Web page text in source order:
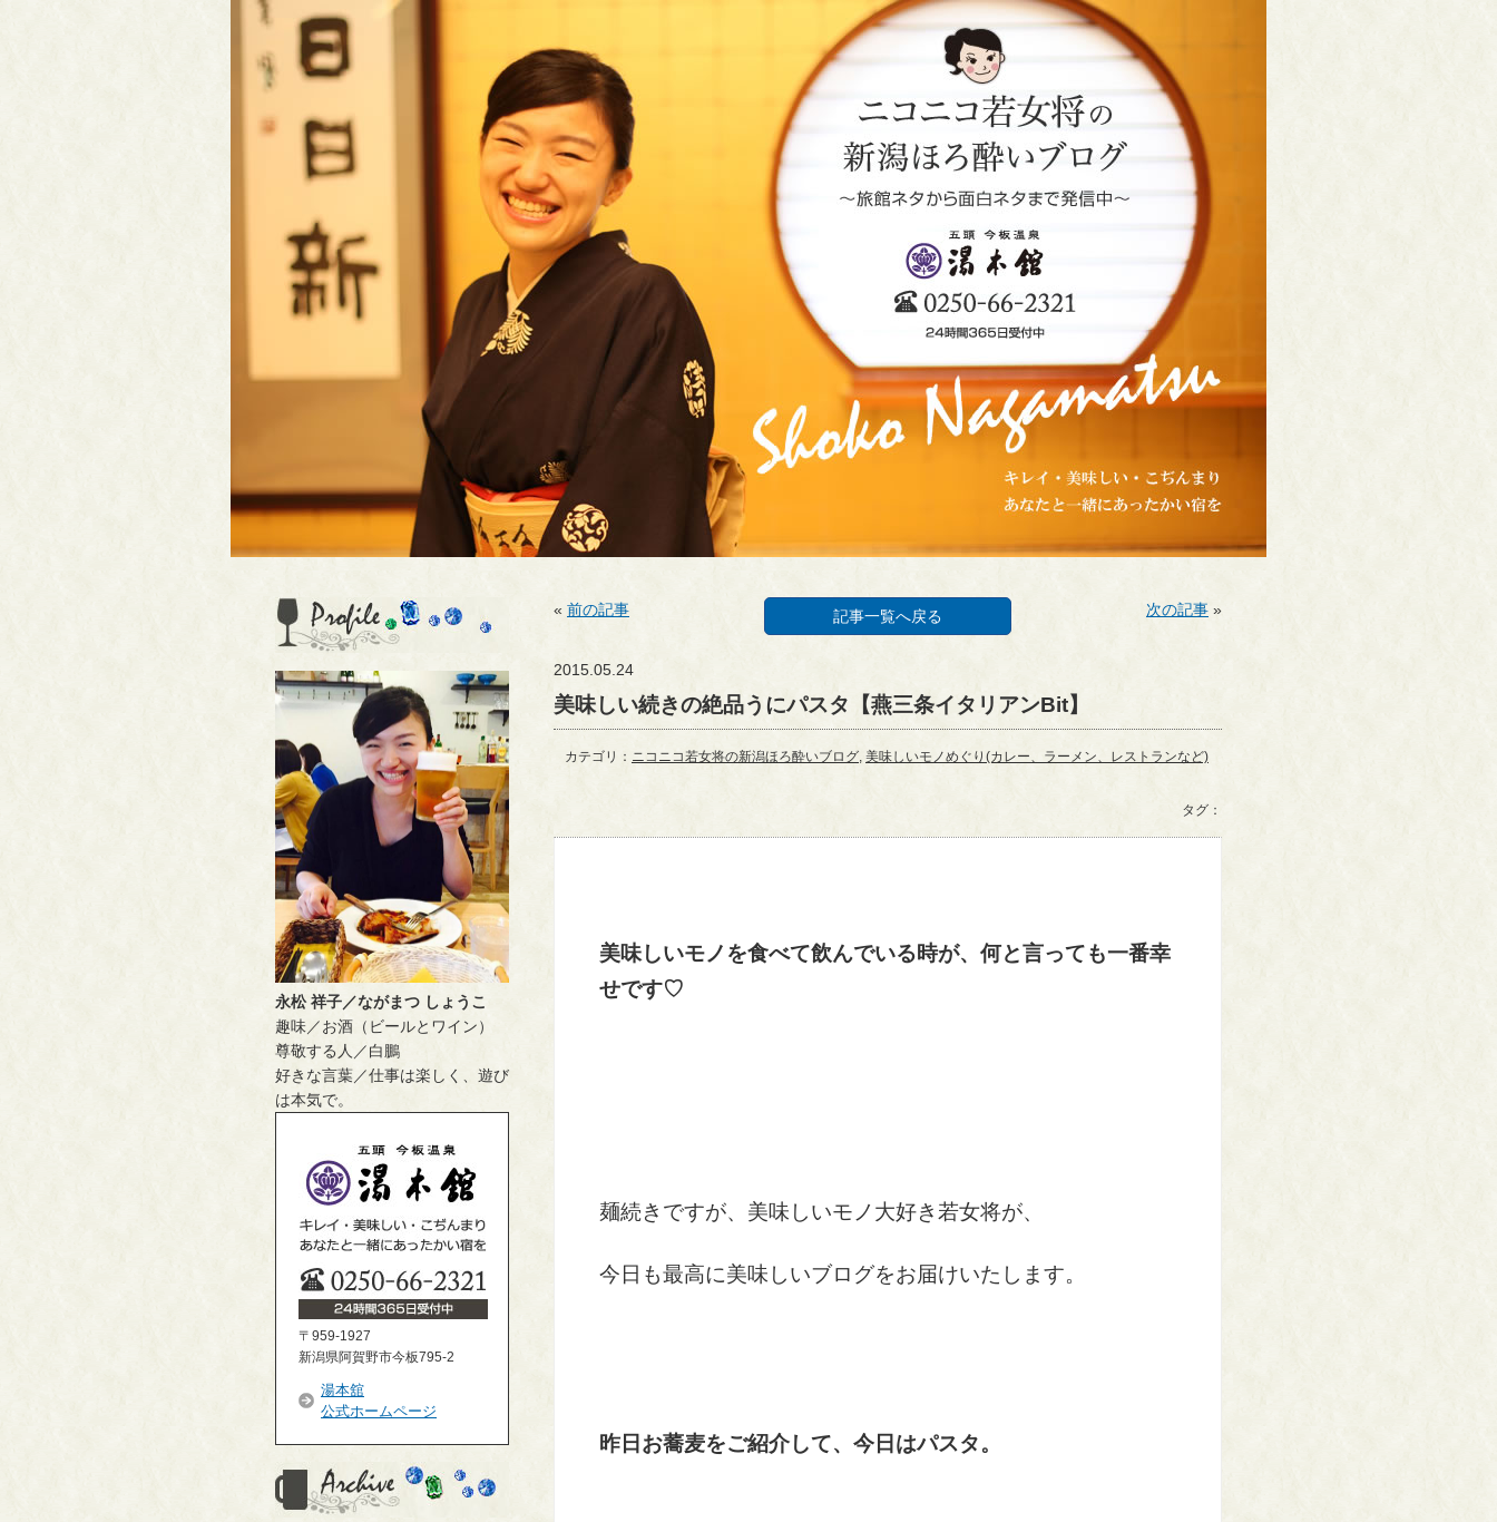
永松 祥子／ながまつ しょうこ
趣味／お酒（ビールとワイン）
尊敬する人／白鵬
好きな言葉／仕事は楽しく、遊び
は本気で。
〒959-1927
新潟県阿賀野市今板795-2
湯本舘
公式ホームページ
« 前の記事 次の記事 »
記事一覧へ戻る
2015.05.24
美味しい続きの絶品うにパスタ【燕三条イタリアンBit】
カテゴリ： ニコニコ若女将の新潟ほろ酔いブログ, 美味しいモノめぐり(カレー、ラーメン、レストランなど)
タグ：
美味しいモノを食べて飲んでいる時が、何と言っても一番幸
せです♡
麺続きですが、美味しいモノ大好き若女将が、
今日も最高に美味しいブログをお届けいたします。
昨日お蕎麦をご紹介して、今日はパスタ。